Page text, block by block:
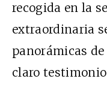
recogida en la
extraordinaria
panorámicas
claro